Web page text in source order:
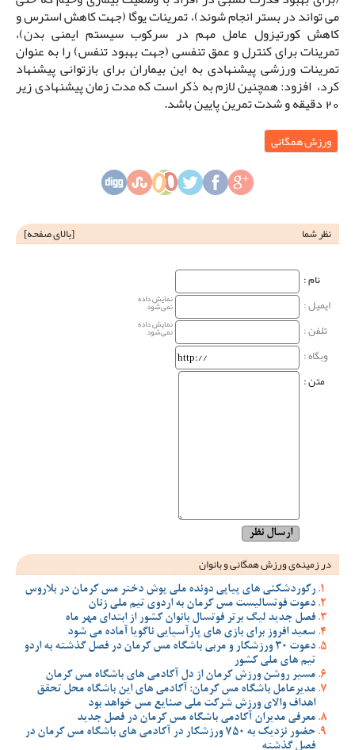
می تواند در بستر انجام شوند)، تمرینات یوگا (جهت کاهش استرس و
کاهش کورتیزول عامل مهم در سرکوب سیستم ایمنی بدن)،
تمرینات برای کنترل و عمق تنفسی (جهت بهبود تنفس) را به عنوان
تمرینات ورزشی پیشنهادی به این بیماران برای بازتوانی پیشنهاد
کرد، افزود: همچنین لازم به ذکر است که مدت زمان پیشنهادی زیر
20 دقیقه و شدت تمرین پایین باشد.
ورزش همگانی
نظر شما [بالای صفحه]
نام‌ :
ایمیل :
نمایش داده
نمی‌شود
تلفن : نمایش داده
نمی‌شود
وبگاه‌ :
متن :
در زمینه‌ی ورزش همگانی و بانوان
رکوردشکنی های پیاپی دونده ملی پوش دختر مس کرمان در بلاروس
دعوت فوتسالیست مس کرمان به اردوی تیم ملی زنان
فصل جدید لیگ برتر فوتسال بانوان کشور از ابتدای مهر ماه
سعید افروز برای بازی های پارآسیایی ناگویا آماده می شود
دعوت 30 ورزشکار و مربی باشگاه مس کرمان در فصل گذشته به اردو
تیم های ملی کشور
مسیر روشن ورزش کرمان از دل آکادمی های باشگاه مس کرمان
مدیرعامل باشگاه مس کرمان: آکادمی های این باشگاه محل تحقق
اهداف والای ورزش شرکت ملی صنایع مس خواهد بود
معرفی مدیران آکادمی باشگاه مس کرمان در فصل جدید
حضور نزدیک به 750 ورزشکار در آکادمی های باشگاه مس کرمان در
فصل گذشته